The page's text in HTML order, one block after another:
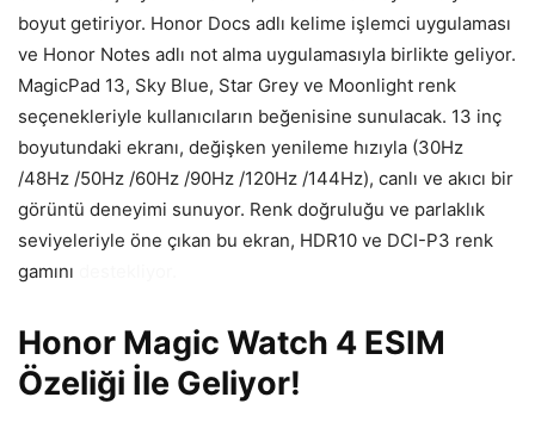
boyut getiriyor. Honor Docs adlı kelime işlemci uygulaması
ve Honor Notes adlı not alma uygulamasıyla birlikte geliyor.
MagicPad 13, Sky Blue, Star Grey ve Moonlight renk
seçenekleriyle kullanıcıların beğenisine sunulacak. 13 inç
boyutundaki ekranı, değişken yenileme hızıyla (30Hz
/48Hz /50Hz /60Hz /90Hz /120Hz /144Hz), canlı ve akıcı bir
görüntü deneyimi sunuyor. Renk doğruluğu ve parlaklık
seviyeleriyle öne çıkan bu ekran, HDR10 ve DCI-P3 renk
gamını
Honor Magic Watch 4 ESIM
Özeliği İle Geliyor!